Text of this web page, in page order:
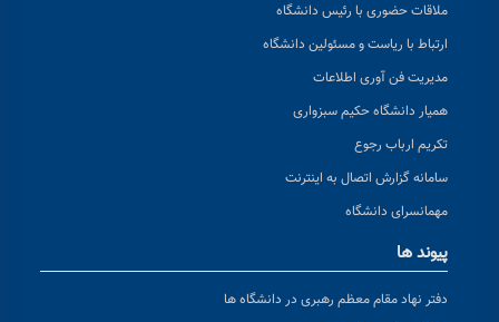
ملاقات حضوری با رئیس دانشگاه
ارتباط با ریاست و مسئولین دانشگاه
مدیریت فن آوری اطلاعات
همیار دانشگاه حکیم سبزواری
تکریم ارباب رجوع
سامانه گزارش اتصال به اینترنت
مهمانسرای دانشگاه
پیوند ها
دفتر نهاد مقام معظم رهبری در دانشگاه ها